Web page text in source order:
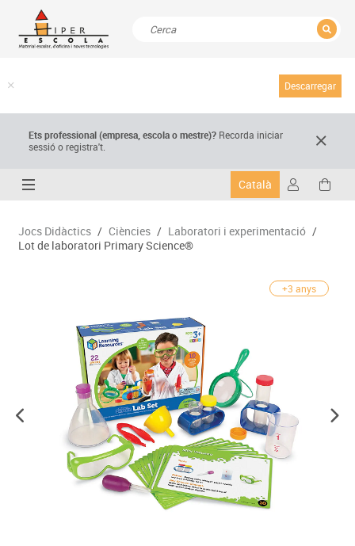
Descarregar
Ets professional (empresa,escola o mestre)? Recorda iniciar
sessió o registra't.
Català
Jocs Didàctics / Ciències / Laboratori i experimentació /
Lot de laboratori Primary Science®
+3 anys